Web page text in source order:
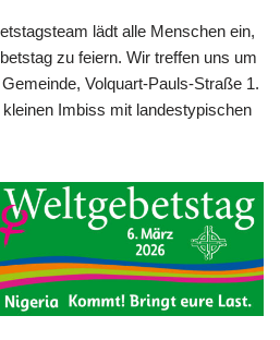
lädt alle Menschen ein,
zu feiern. Wir treffen uns um
Volquart-Pauls-Straße 1.
Imbiss mit landestypischen